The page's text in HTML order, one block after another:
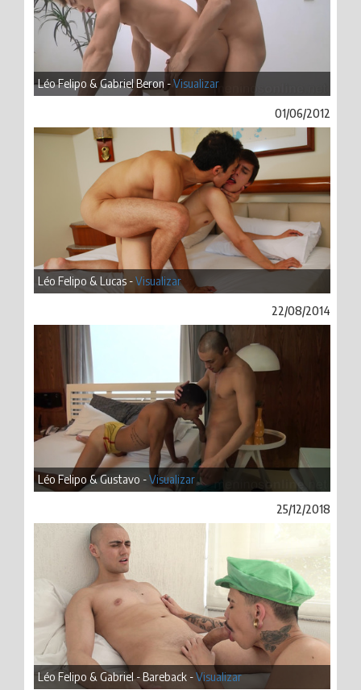
Léo Felipo & Gabriel Beron -Visualizar
01/06/2012
Léo Felipo & Lucas -Visualizar
22/08/2014
Léo Felipo & Gustavo -Visualizar
25/12/2018
Léo Felipo & Gabriel - Bareback -Visualizar